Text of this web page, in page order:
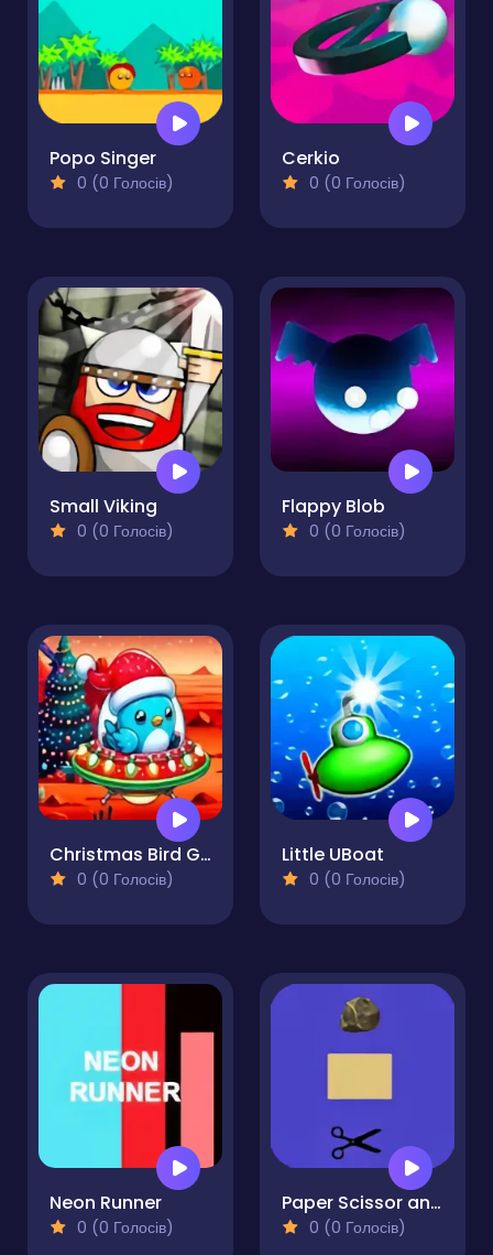
Popo Singer
0 (0 Голосів)
Cerkio
0 (0 Голосів)
Small Viking
0 (0 Голосів)
Flappy Blob
0 (0 Голосів)
Christmas Bird Game's Mission
0 (0 Голосів)
Little UBoat
0 (0 Голосів)
Neon Runner
0 (0 Голосів)
Paper Scissor and Stone
0 (0 Голосів)